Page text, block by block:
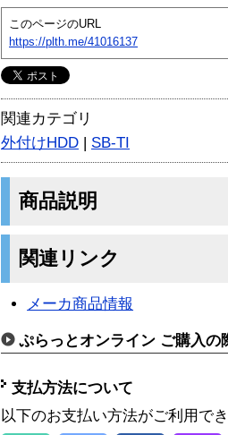
このページのURL
https://plth.me/41016137
関連カテゴリ
外付けHDD | SB-TI
商品説明
関連リンク
メーカ商品情報
ぷらっとオンライン ご購入の
支払方法について
以下のお支払い方法がご利用で